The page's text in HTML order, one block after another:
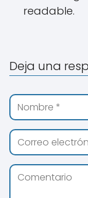
readable.
Deja una